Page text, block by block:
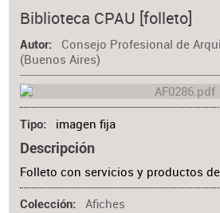
Biblioteca CPAU [folleto]
Autor
Consejo Profesional de
(Buenos Aires)
Tipo imagen fija
Descripción
Folleto con servicios y productos
Colección Afiches